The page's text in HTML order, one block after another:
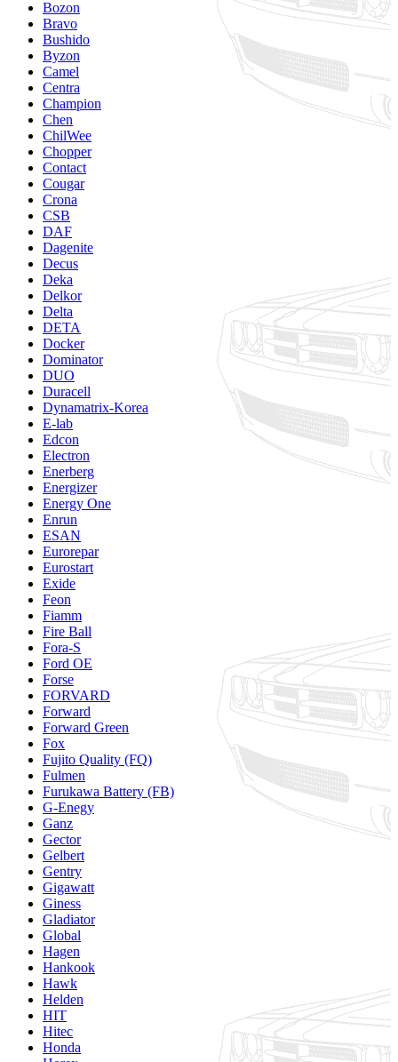
Bozon
Bravo
Bushido
Byzon
Camel
Centra
Champion
Chen
ChilWee
Chopper
Contact
Cougar
Crona
CSB
DAF
Dagenite
Decus
Deka
Delkor
Delta
DETA
Docker
Dominator
DUO
Duracell
Dynamatrix-Korea
E-lab
Edcon
Electron
Enerberg
Energizer
Energy One
Enrun
ESAN
Eurorepar
Eurostart
Exide
Feon
Fiamm
Fire Ball
Fora-S
Ford OE
Forse
FORVARD
Forward
Forward Green
Fox
Fujito Quality (FQ)
Fulmen
Furukawa Battery (FB)
G-Enegy
Ganz
Gector
Gelbert
Gentry
Gigawatt
Giness
Gladiator
Global
Hagen
Hankook
Hawk
Helden
HIT
Hitec
Honda